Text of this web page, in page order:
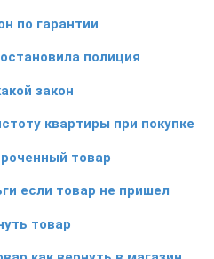
по гарантии
полиция
закон
квартиры при покупке
товар
если товар не пришел
товар